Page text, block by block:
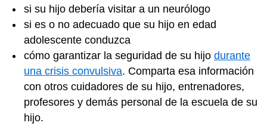
si su hijo debería visitar a un neurólogo
si es o no adecuado que su hijo en edad
adolescente conduzca
cómo garantizar la seguridad de su hijo durante
una crisis convulsiva. Comparta esa información
con otros cuidadores de su hijo, entrenadores,
profesores y demás personal de la escuela de su
hijo.